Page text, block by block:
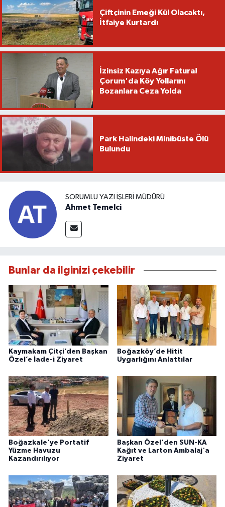
Çiftçinin Emeği Kül Olacaktı,
İtfaiye Kurtardı
İzinsiz Kazıya Ağır Fatura!
Çorum'da Köy Yollarını
Bozanlara Ceza Yolda
Park Halindeki Minibüste Ölü
Bulundu
SORUMLU YAZI İŞLERI MÜDÜRÜ
Ahmet Temelci
Bunlar da ilginizi çekebilir
Kaymakam Çitçi’den Başkan
Özel’e İade-i Ziyaret
Boğazköy’de Hitit
Uygarlığını Anlattılar
Boğazkale'ye Portatif
Yüzme Havuzu
Kazandırılıyor
Başkan Özel'den SUN-KA
Kağıt ve Larton Ambalaj'a
Ziyaret